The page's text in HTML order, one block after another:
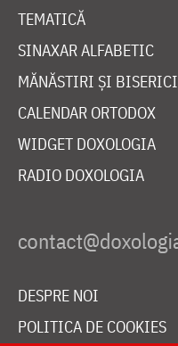
TEMATICĂ
SINAXAR ALFABETIC
MĂNĂSTIRI ȘI BISERICI
CALENDAR ORTODOX
WIDGET DOXOLOGIA
RADIO DOXOLOGIA
DESPRE NOI
POLITICA DE COOKIES